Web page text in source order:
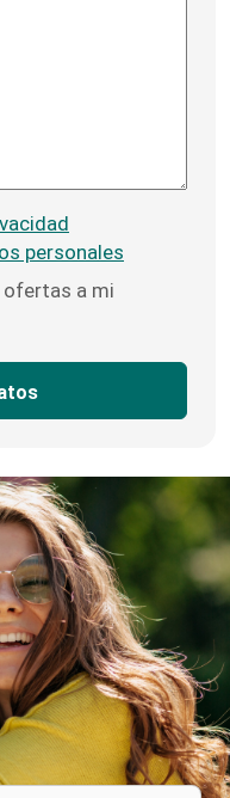
personales
ofertas a mi